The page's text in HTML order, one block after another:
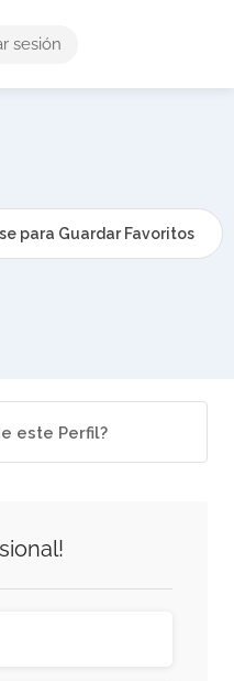
sesión
para Guardar Favoritos
este Perfil?